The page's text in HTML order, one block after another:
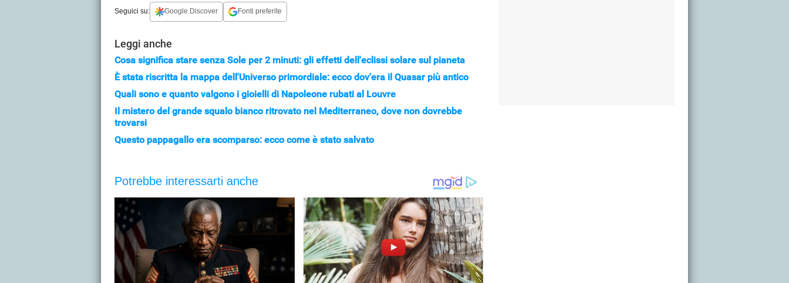
Seguici su: Google Discover Fonti preferite
Leggi anche
Cosa significa stare senza Sole per 2 minuti: gli effetti dell'eclissi solare sul pianeta
È stata riscritta la mappa dell'Universo primordiale: ecco dov'era il Quasar più antico
Quali sono e quanto valgono i gioielli di Napoleone rubati al Louvre
Il mistero del grande squalo bianco ritrovato nel Mediterraneo, dove non dovrebbe
trovarsi
Questo pappagallo era scomparso: ecco come è stato salvato